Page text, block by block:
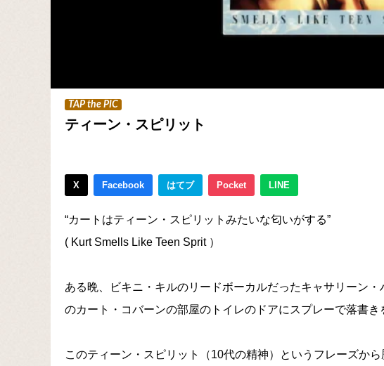
TAP the PIC
ティーン・スピリット
X Facebook はてブ Pocket LINE
“カートはティーン・スピリットみたいな匂いがする”
( Kurt Smells Like Teen Sprit ）
ある晩、ビキニ・キルのリードボーカルだったキャサリーン
のカート・コバーンの部屋のトイレのドアにスプレーで落書き
このティーン・スピリット（10代の精神）というフレーズか